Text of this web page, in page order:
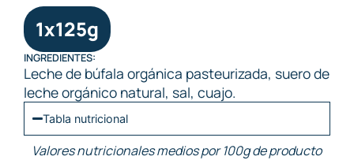
1x125g
INGREDIENTES:
Leche de búfala orgánica pasteurizada, suero de
leche orgánico natural, sal, cuajo.
Tabla nutricional
Valores nutricionales medios por 100g de producto